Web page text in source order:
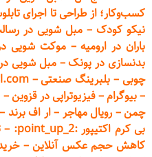
کسب‌وکار؛ از طراحی تا اجرای
نیکو کودک – مبل شویی در
باران در ارومیه–موکت شویی
بدنسازی در پونک–مبل شویی
چوبی – بلبرینگ صنعتی–
–بیوگرام–فیزیوتراپی در قزوین–
چمن– رویال مهاجر –ار اف برند
بی کرم اکتیپور :point_up_2:
–
کاهش حجم عکس آنلاین–